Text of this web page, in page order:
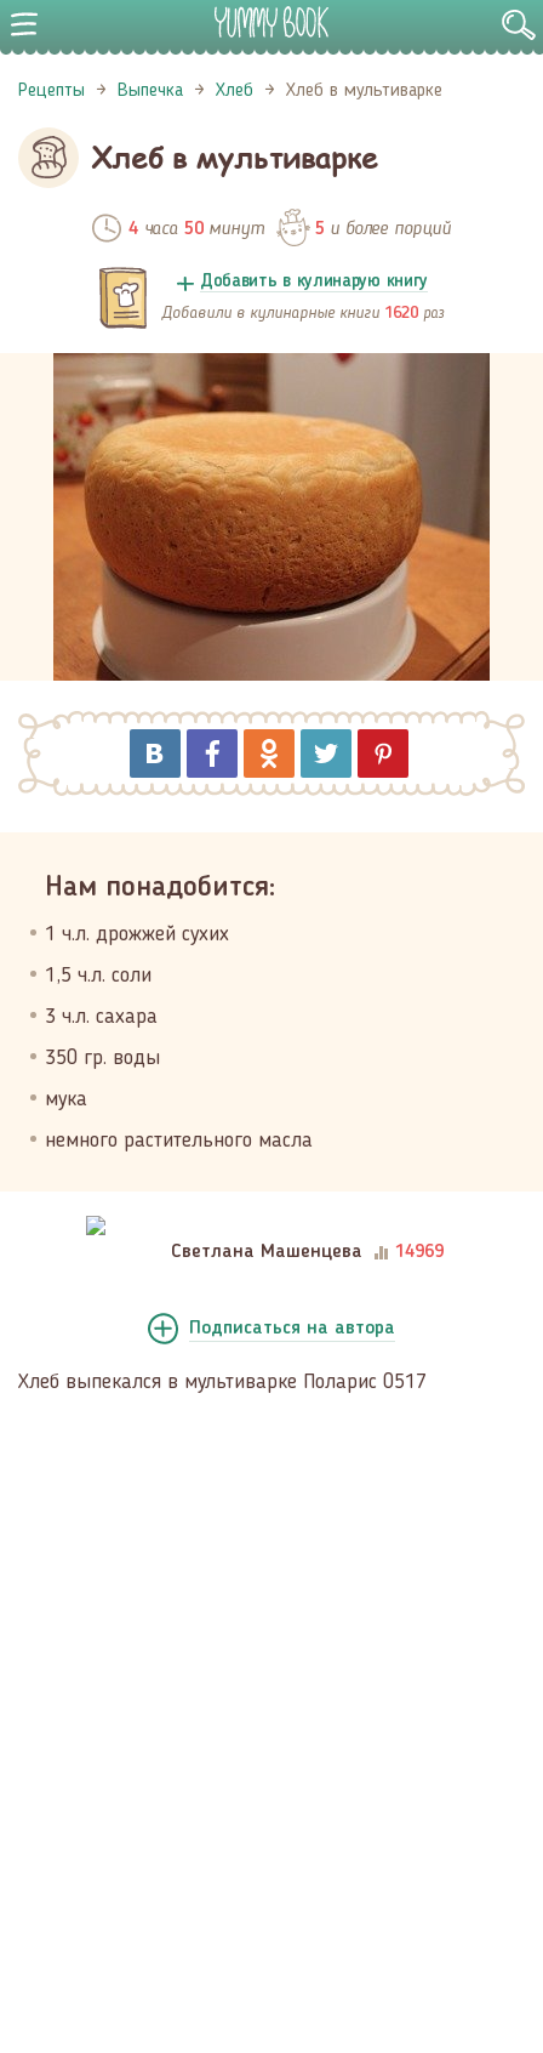
Рецепты Выпечка Хлеб Хлеб в мультиварке
Хлеб в мультиварке
4часа 50минут 5 и более порций
Добавить в кулинарую книгу
Добавили в кулинарные книги 1620 раз
Нам понадобится:
1 ч.л. дрожжей сухих
1,5 ч.л. соли
3 ч.л. сахара
350 гр. воды
мука
немного растительного масла
Светлана Машенцева 14969
Подписаться на автора
Хлеб выпекался в мультиварке Поларис 0517